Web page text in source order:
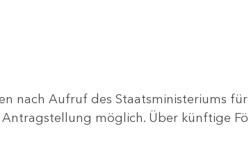
nach Aufruf des Staatsministeriums
möglich. Über künftige